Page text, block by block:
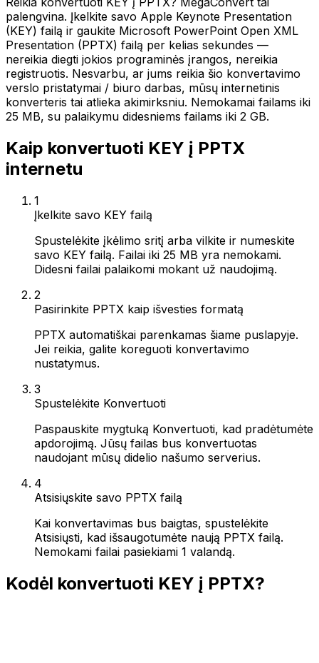
palengvina. Įkelkite savo Apple Keynote Presentation
(KEY) failą ir gaukite Microsoft PowerPoint Open XML
Presentation (PPTX) failą per kelias sekundes —
nereikia diegti jokios programinės įrangos, nereikia
registruotis. Nesvarbu, ar jums reikia šio konvertavimo
verslo pristatymai / biuro darbas, mūsų internetinis
konverteris tai atlieka akimirksniu. Nemokamai failams iki
25 MB, su palaikymu didesniems failams iki 2 GB.
Kaip konvertuoti KEY į PPTX
internetu
1
Įkelkite savo KEY failą
Spustelėkite įkėlimo sritį arba vilkite ir numeskite
savo KEY failą. Failai iki 25 MB yra nemokami.
Didesni failai palaikomi mokant už naudojimą.
2
Pasirinkite PPTX kaip išvesties formatą
PPTX automatiškai parenkamas šiame puslapyje.
Jei reikia, galite koreguoti konvertavimo
nustatymus.
3
Spustelėkite Konvertuoti
Paspauskite mygtuką Konvertuoti, kad pradėtumėte
apdorojimą. Jūsų failas bus konvertuotas
naudojant mūsų didelio našumo serverius.
4
Atsisiųskite savo PPTX failą
Kai konvertavimas bus baigtas, spustelėkite
Atsisiųsti, kad išsaugotumėte naują PPTX failą.
Nemokami failai pasiekiami 1 valandą.
Kodėl konvertuoti KEY į PPTX?